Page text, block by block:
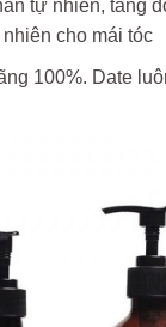
tự nhiên, tăng
cho mái tóc
100%. Date